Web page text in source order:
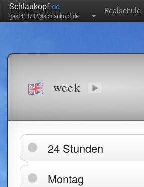
Schlaukopf.de
gast413782@schlaukopf.de
Realschule
week
24 Stunden
Montag